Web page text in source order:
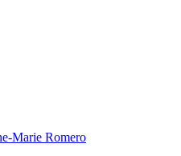
Marie Romero